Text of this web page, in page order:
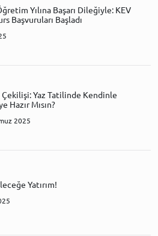
Yılına Başarı Dileğiyle: KEV
Başvuruları Başladı
Çekilişi: Yaz Tatilinde Kendinle
Hazır Mısın?
2025
Yatırım!